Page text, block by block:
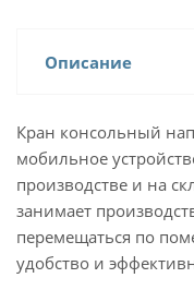
Описание
Кран консольный
мобильное
производстве и на
занимает
перемещаться по
удобство и